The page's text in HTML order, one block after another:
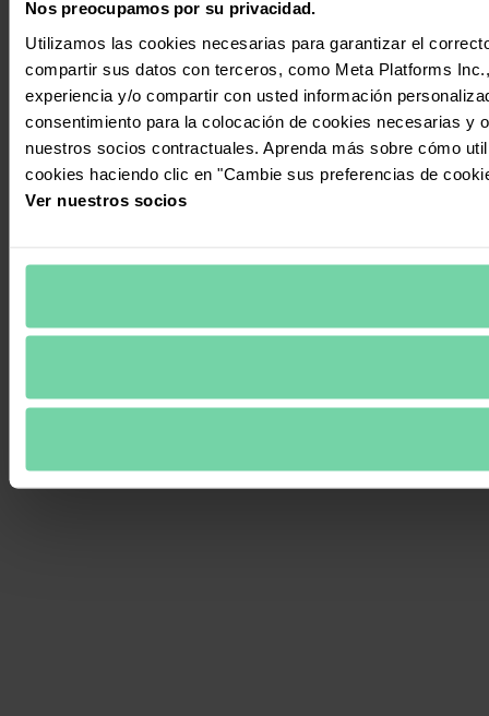
Nos preocupamos por su privacidad.
Utilizamos las cookies necesarias para garantizar el
compartir sus datos con terceros, como Meta Platforms
experiencia y/o compartir con usted información
consentimiento para la colocación de cookies necesarias
nuestros socios contractuales. Aprenda más sobre cómo
cookies haciendo clic en "Cambie sus preferencias de
Ver nuestros socios